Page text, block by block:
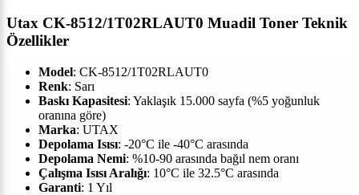
Utax CK-8512/1T02RLAUT0 Muadil Toner Teknik
Özellikler
Model: CK-8512/1T02RLAUT0
Renk: Sarı
Baskı Kapasitesi: Yaklaşık 15.000 sayfa (%5 yoğunluk
oranına göre)
Marka: UTAX
Depolama Isısı: -20°C ile -40°C arasında
Depolama Nemi: %10-90 arasında bağıl nem oranı
Çalışma Isısı Aralığı: 10°C ile 32.5°C arasında
Garanti: 1 Yıl